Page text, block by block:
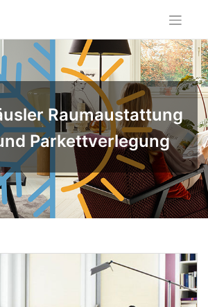
Raumaustattung
Parkettverlegung